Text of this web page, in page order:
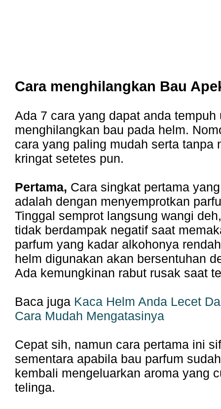
Cara menghilangkan Bau
Ada 7 cara yang dapat anda tempuh
menghilangkan bau pada helm.
cara yang paling mudah serta tanpa
kringat setetes pun.
Pertama, Cara singkat pertama
adalah dengan menyemprotkan
Tinggal semprot langsung wangi
tidak berdampak negatif saat
parfum yang kadar alkohonya
helm digunakan akan bersentuhan
Ada kemungkinan rabut rusak saat
Baca juga Kaca Helm Anda Lecet
Cara Mudah Mengatasinya
Cepat sih, namun cara pertama ini
sementara apabila bau parfum
kembali mengeluarkan aroma yang
telinga.